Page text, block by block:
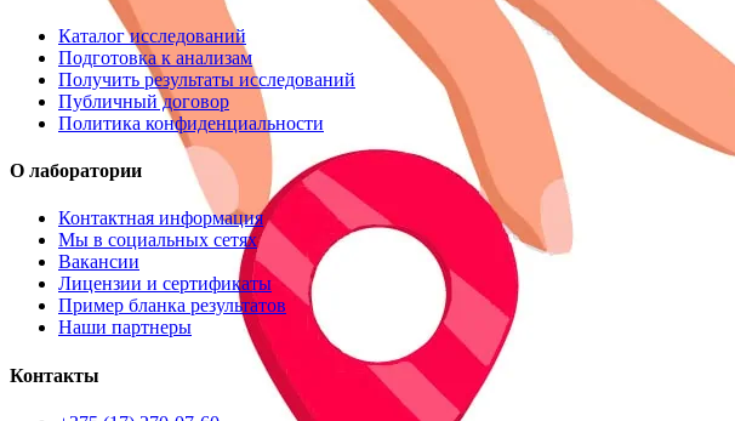
Каталог исследований
Подготовка к анализам
Получить результаты исследований
Публичный договор
Политика конфиденциальности
О лаборатории
Контактная информация
Мы в социальных сетях
Вакансии
Лицензии и сертификаты
Пример бланка результатов
Наши партнеры
Контакты